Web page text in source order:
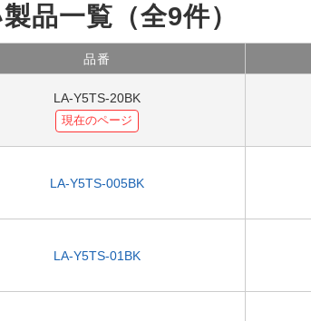
品一覧 （全9件）
品番
LA-Y5TS-20BK
現在のページ
LA-Y5TS-005BK
LA-Y5TS-01BK